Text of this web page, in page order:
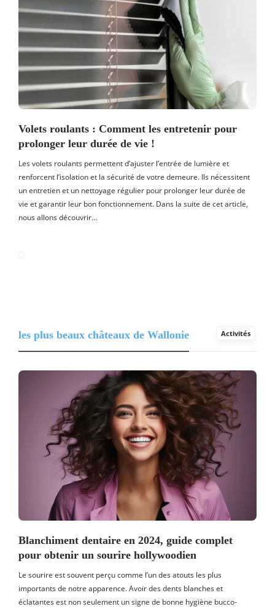
Volets roulants : Comment les entretenir pour
prolonger leur durée de vie !
Les volets roulants permettent d’ajuster l’entrée de lumière et
renforcent l’isolation et la sécurité de votre demeure. Ils nécessitent
un entretien et un nettoyage régulier pour prolonger leur durée de
vie et garantir leur bon fonctionnement. Dans la suite de cet article,
nous allons découvrir…
les plus beaux châteaux de Wallonie Activités
Blanchiment dentaire en 2024, guide complet
pour obtenir un sourire hollywoodien
Le sourire est souvent perçu comme l’un des atouts les plus
importants de notre apparence. Avoir des dents blanches et
éclatantes est non seulement un signe de bonne hygiène bucco-